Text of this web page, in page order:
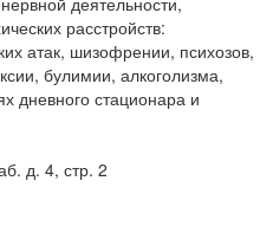
расстройств:
атак, шизофрении, психозов,
булимии, алкоголизма,
дневного стационара и
д. 4, стр. 2